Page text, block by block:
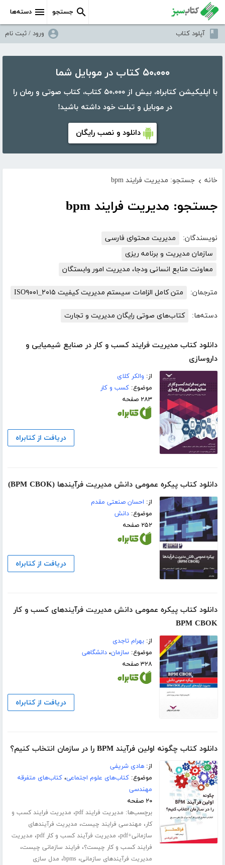
دسته‌ها جستجو
آپلود کتاب ورود / ثبت نام
۵۰،۰۰۰ کتاب در موبایل شما
با اپلیکیشن کتابراه، بیش از ۵۰،۰۰۰ کتاب، کتاب صوتی و رمان را
در موبایل و تبلت خود داشته باشید!
دانلود و نصب رایگان
خانه › جستجو: مدیریت فرایند bpm
جستجو: مدیریت فرایند bpm
نویسندگان:
مدیریت محتوای فارسی
سازمان مدیریت و برنامه ریزی
معاونت منابع انسانی ودجا، مدیریت امور وابستگان
مترجمان: متن کامل الزامات سیستم مدیریت کیفیت ISO۹۰۰۱_۲۰۱۵
دسته‌ها: کتاب‌های صوتی رایگان مدیریت و تجارت
دانلود کتاب مدیریت فرایند کسب و کار در صنایع شیمیایی و
داروسازی
از: والکر کلای
موضوع:کسب و کار
۲۸۳ صفحه
دریافت از کتابراه
دانلود کتاب پیکره عمومی دانش مدیریت فرآیندها (BPM CBOK)
از: احسان صنعتی مقدم
موضوع:دانش
۲۵۲ صفحه
دریافت از کتابراه
دانلود کتاب پیکره عمومی دانش مدیریت فرآیندهای کسب و کار
BPM CBOK
از:بهرام تاجدی
موضوع:سازمان،دانشگاهی
۳۲۸ صفحه
دریافت از کتابراه
دانلود کتاب چگونه اولین فرآیند BPM را در سازمان انتخاب کنیم؟
از:هادی شریفی
موضوع:کتاب‌های علوم اجتماعی،کتاب‌های متفرقه
مهندسی
۲۰ صفحه
برچسب‌ها: مدیریت فرایند pdf ، مدیریت فرایند کسب و
کار، مهندسی فرایند چیست، مدیریت فرآیندهای
سازمانی+pdf
، مدیریت فرآیند کسب و کار pdf ، مدیریت
فرایند کسب و کار چیست؟، فرایند سازمانی چیست،
مدیریت فرآیندهای سازمانی،bpms، مدل سازی